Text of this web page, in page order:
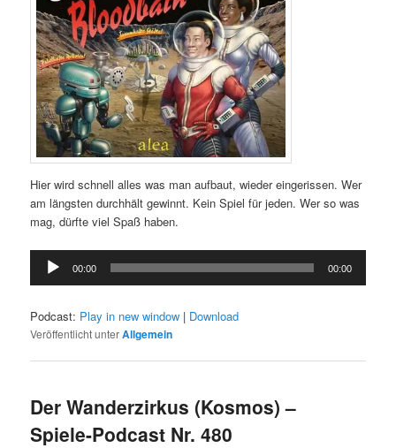
Hier wird schnell alles was man aufbaut, wieder eingerissen. Wer
am längsten durchhält gewinnt. Kein Spiel für jeden. Wer so was
mag, dürfte viel Spaß haben.
Audio-
Player
00:00 00:00
Podcast: Play in new window | Download
Veröffentlicht unterAllgemein
Der Wanderzirkus (Kosmos) –
Spiele-Podcast Nr. 480